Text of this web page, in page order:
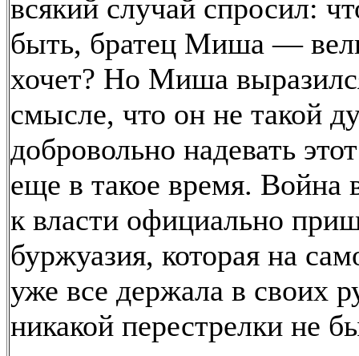
всякий случай спросил:
быть, братец Миша —
хочет? Но Миша
смысле, что он не такой
добровольно надевать
еще в такое время. Война
к власти официально
буржуазия, которая на
уже все держала в своих
никакой перестрелки не